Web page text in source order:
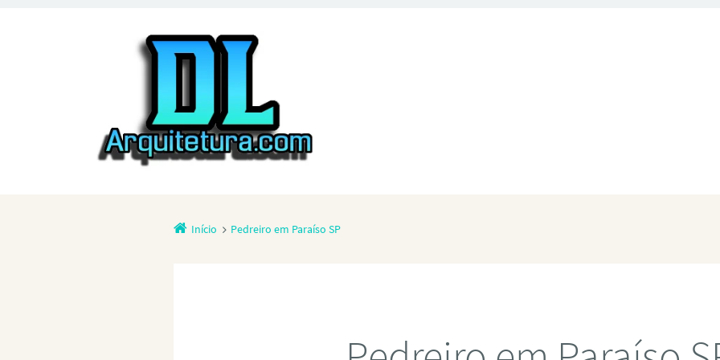
Início Pedreiro em Paraíso SP